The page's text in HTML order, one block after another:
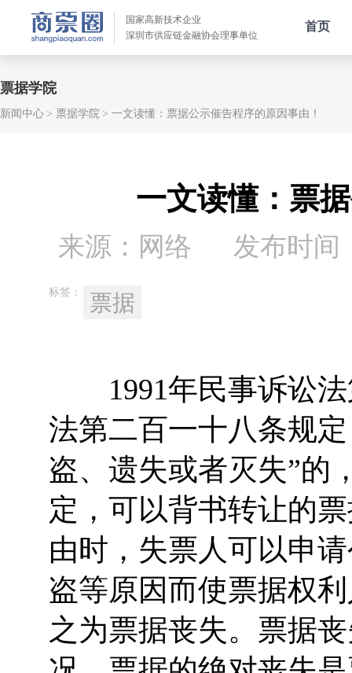
国家高新技术企业
深圳市供应链金融协会理事单位
首页
票据学院
新闻中心 票据学院 一文读懂：票据公示催告程序的原因事由！
一文读懂：票
来源：网络 发布时间
标签： 票据
1991年民事诉讼法
法第二百一十八条规
盗、遗失或者灭失”的
定，可以背书转让的
由时，失票人可以申
盗等原因而使票据权
之为票据丧失。票据